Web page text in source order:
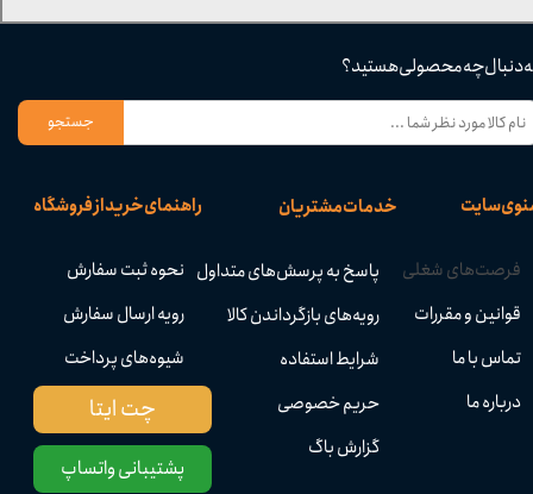
راهنمای خرید از فروشگاه
نحوه ثبت سفارش
رویه ارسال سفارش
شیوه‌های پرداخت
خدمات مشتریان
پاسخ به پرسش‌های متداول
رویه‌های بازگرداندن کالا
شرایط استفاده
حریم خصوصی
گزارش باگ
سایت
فرصت‌های شغلی
قوانین و مقررات
تماس با ما
درباره ما
دنبال چه محصولی هستید؟
جستجو
پشتیبانی واتساپ
چت ایتا